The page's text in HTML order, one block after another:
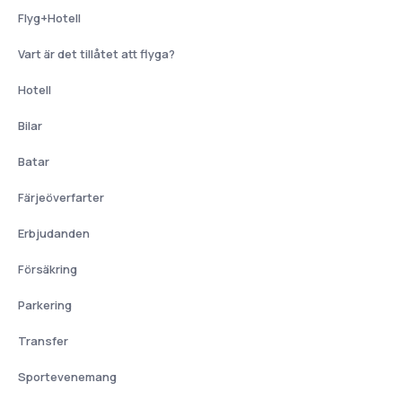
Flyg+Hotell
Vart är det tillåtet att flyga?
Hotell
Bilar
Batar
Färjeöverfarter
Erbjudanden
Försäkring
Parkering
Transfer
Sportevenemang